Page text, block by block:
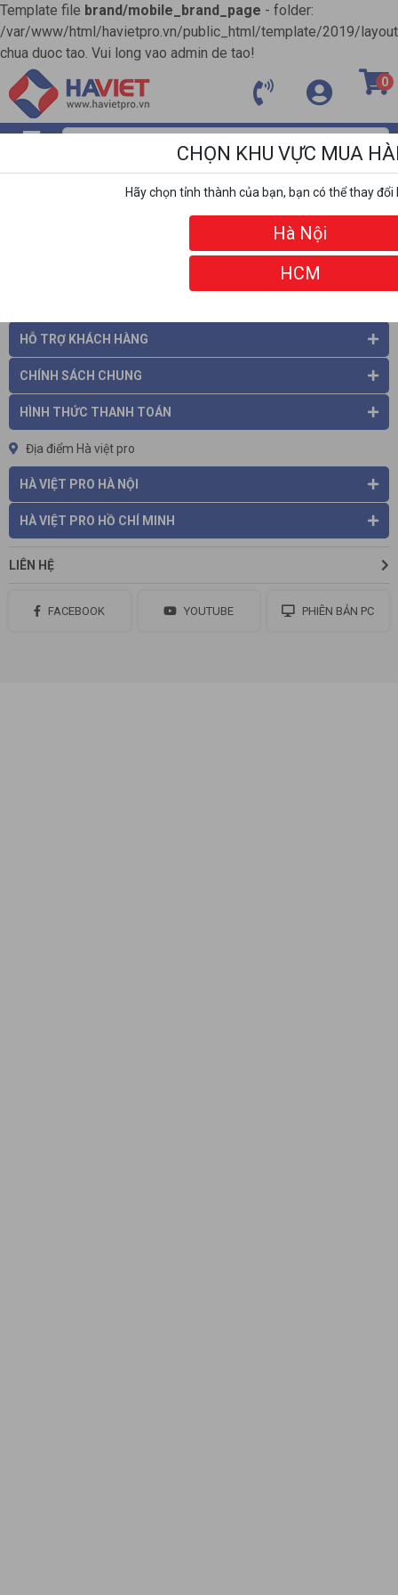
Template file brand/mobile_brand_page - folder:
/var/www/html/havietpro.vn/public_html/template/2019/
chua duoc tao. Vui long vao admin de tao!
0
HỖ TRỢ KHÁCH HÀNG
CHÍNH SÁCH CHUNG
HÌNH THỨC THANH TOÁN
Địa điểm Hà việt pro
HÀ VIỆT PRO HÀ NỘI
HÀ VIỆT PRO HỒ CHÍ MINH
LIÊN HỆ
FACEBOOK YOUTUBE PHIÊN BẢN PC
CHỌN KHU VỰC MUA
Hãy chọn tỉnh thành của bạn, bạn có thể thay đổi
Hà Nội
HCM